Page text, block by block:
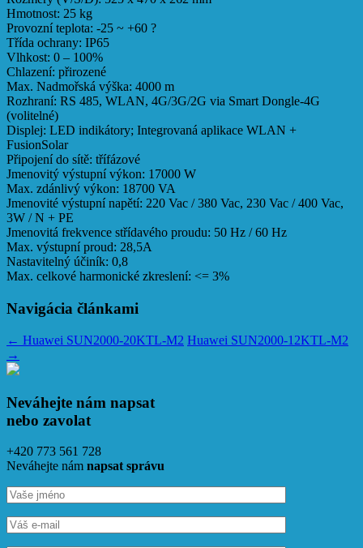
Hmotnost: 25 kg
Provozní teplota: -25 ~ +60 ?
Třída ochrany: IP65
Vlhkost: 0 – 100%
Chlazení: přirozené
Max. Nadmořská výška: 4000 m
Rozhraní: RS 485, WLAN, 4G/3G/2G via Smart Dongle-4G
(volitelné)
Displej: LED indikátory; Integrovaná aplikace WLAN +
FusionSolar
Připojení do sítě: třífázové
Jmenovitý výstupní výkon: 17000 W
Max. zdánlivý výkon: 18700 VA
Jmenovité výstupní napětí: 220 Vac / 380 Vac, 230 Vac / 400 Vac,
3W / N + PE
Jmenovitá frekvence střídavého proudu: 50 Hz / 60 Hz
Max. výstupní proud: 28,5A
Nastavitelný účiník: 0,8
Max. celkové harmonické zkreslení: <= 3%
Navigácia článkami
← Huawei SUN2000-20KTL-M2 Huawei SUN2000-12KTL-M2
→
Neváhejte nám napsat
nebo zavolat
+420 773 561 728
Neváhejte nám napsat správu